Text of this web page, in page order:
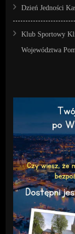
Dzień Jedności
Klub Sportowy
Województwa